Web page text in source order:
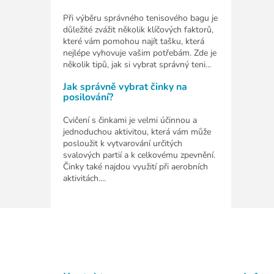
Při výběru správného tenisového bagu je
důležité zvážit několik klíčových faktorů,
které vám pomohou najít tašku, která
nejlépe vyhovuje vašim potřebám. Zde je
několik tipů, jak si vybrat správný teni...
Jak správně vybrat činky na
posilování?
Cvičení s činkami je velmi účinnou a
jednoduchou aktivitou, která vám může
posloužit k vytvarování určitých
svalových partií a k celkovému zpevnění.
Činky také najdou využití při aerobních
aktivitách....